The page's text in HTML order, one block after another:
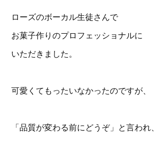
ローズのボーカル生徒さんで
お菓子作りのプロフェッショナルに
いただきました。
可愛くてもったいなかったのですが、
「品質が変わる前にどうぞ」と言われ、